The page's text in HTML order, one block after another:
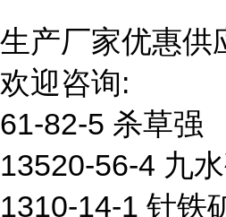
生产厂家优惠供
欢迎咨询:
61-82-5 杀草强
13520-56-4 九
1310-14-1 针铁